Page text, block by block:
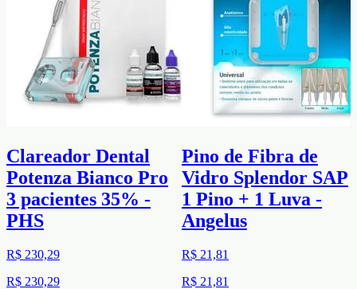
Clareador Dental
Potenza Bianco Pro
3 pacientes 35% -
PHS
R$ 230,29
R$ 230,29
Pino de Fibra de
Vidro Splendor SAP
1 Pino + 1 Luva -
Angelus
R$ 21,81
R$ 21,81